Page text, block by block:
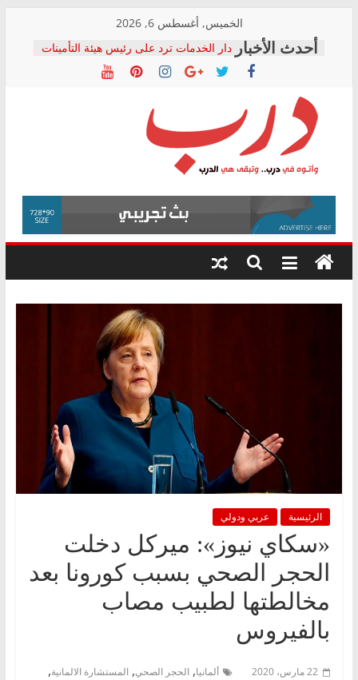
content
الخميس, أغسطس 6, 2026
دار الخدمات ترد على رئيس هيئة التأمينات
بعد مؤتمره الصحفي: إنكار الأزمة لا ينهي
معاناة أصحاب المعاشات.. ونطالب بكشف
فرحات سليمان يكتب: القطاع الصحي إلى
أين؟
حزب التحالف الشعبي يطلق لجنة “الحق
في الصحة” بالإسكندرية لرصد الانتهاكات
ودعم المرضى
الوزاري لمدينة الصحفيين.. وانتهاء أعمال
إنشاء المبنى الإداري
المجلس القومي لحقوق الإنسان يعلن
متابعة قضية الدكتور محمد زهران.. ويؤكد:
قرينة البراءة وضمانات المحاكمة العادلة
درب
وأتوه
درب..
وتبقى
هي
الرئيسية عربي ودولي
«سكاي نيوز»: ميركل دخلت
الحجر الصحي بسبب كورونا بعد
مخالطتها لطبيب مصاب
بالفيروس
22 مارس، 2020 ألمانيا, الحجر الصحي, المستشارة الالمانية,